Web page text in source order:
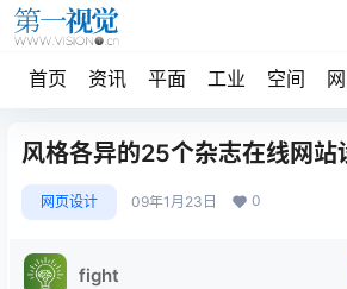
首页 资讯 平面 工业 空间
风格各异的25个杂志在线网站
网页设计 09年1月23日 0
fight